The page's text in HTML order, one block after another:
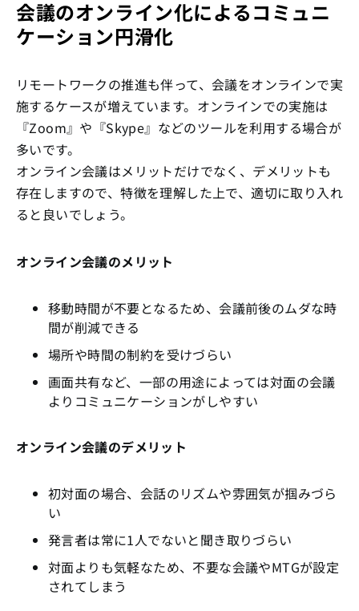
会議のオンライン化によるコミュニ
ケーション円滑化
リモートワークの推進も伴って、会議をオンラインで実
施するケースが増えています。オンラインでの実施は
『Zoom』や『Skype』などのツールを利用する場合が
多いです。
オンライン会議はメリットだけでなく、デメリットも
存在しますので、特徴を理解した上で、適切に取り入れ
ると良いでしょう。
オンライン会議のメリット
移動時間が不要となるため、会議前後のムダな時
間が削減できる
場所や時間の制約を受けづらい
画面共有など、一部の用途によっては対面の会議
よりコミュニケーションがしやすい
オンライン会議のデメリット
初対面の場合、会話のリズムや雰囲気が掴みづら
い
発言者は常に1人でないと聞き取りづらい
対面よりも気軽なため、不要な会議やMTGが設定
されてしまう